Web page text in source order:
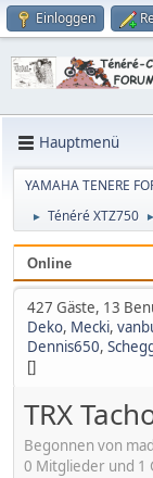
Einloggen
Hauptmenü
YAMAHA TENERE
► Ténéré XTZ750 ►
Online
427 Gäste, 13
Deko, Mecki,
Dennis650,
[]
TRX
Begonnen von
0 Mitglieder und 1